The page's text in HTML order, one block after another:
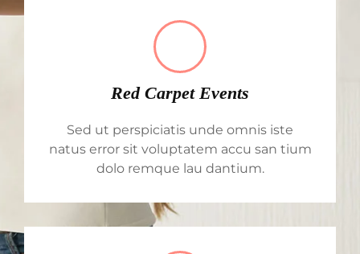
Red Carpet Events
Sed ut perspiciatis unde omnis iste
natus error sit voluptatem accu san tium
dolo remque lau dantium.